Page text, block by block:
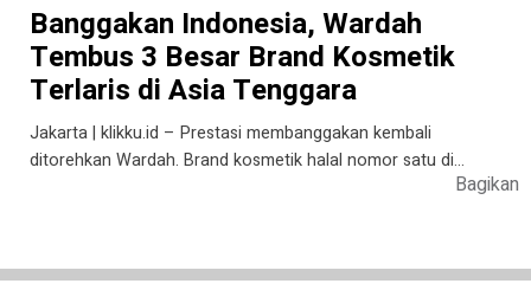
Banggakan Indonesia, Wardah
Tembus 3 Besar Brand Kosmetik
Terlaris di Asia Tenggara
Jakarta | klikku.id – Prestasi membanggakan kembali
ditorehkan Wardah. Brand kosmetik halal nomor satu di…
Bagikan